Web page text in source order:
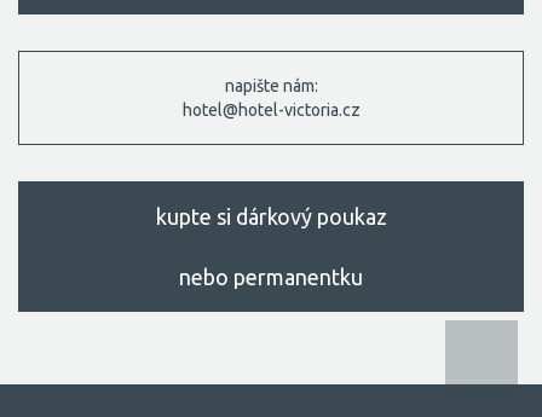
napište nám:
hotel@hotel-victoria.cz
kupte si dárkový poukaz
nebo permanentku